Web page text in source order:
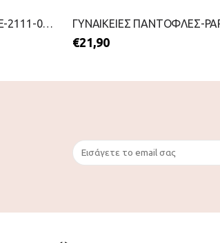
ΓΥΝΑΙΚΕΙΕΣ ΓΟΒΕΣ-ENVIE-2111-0187-NUDE
€21,90